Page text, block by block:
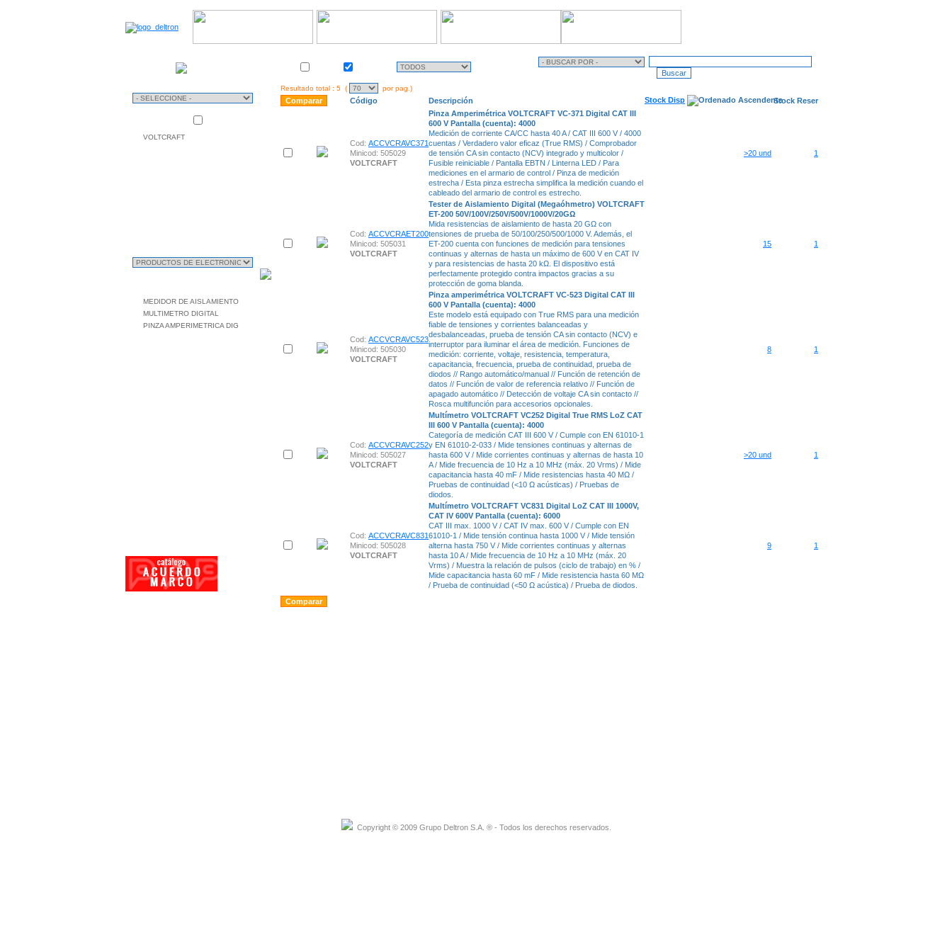
VOLTCRAFT
MEDIDOR DE AISLAMIENTO
MULTIMETRO DIGITAL
PINZA AMPERIMETRICA DIG
Resultado total : 5 ( por pag.)
Código Descripción Stock Disp Stock Reser
Cod: ACCVCRAVC371
Minicod: 505029
VOLTCRAFT
Pinza Amperimétrica VOLTCRAFT VC-371 Digital CAT III
600 V Pantalla (cuenta): 4000
Medición de corriente CA/CC hasta 40 A / CAT III 600 V / 4000
cuentas / Verdadero valor eficaz (True RMS) / Comprobador
de tensión CA sin contacto (NCV) integrado y multicolor /
Fusible reiniciable / Pantalla EBTN / Linterna LED / Para
mediciones en el armario de control / Pinza de medición
estrecha / Esta pinza estrecha simplifica la medición cuando el
cableado del armario de control es estrecho.
>20 und 1
Cod: ACCVCRAET200
Minicod: 505031
VOLTCRAFT
Tester de Aislamiento Digital (Megaóhmetro) VOLTCRAFT
ET-200 50V/100V/250V/500V/1000V/20GΩ
Mida resistencias de aislamiento de hasta 20 GΩ con
tensiones de prueba de 50/100/250/500/1000 V. Además, el
ET-200 cuenta con funciones de medición para tensiones
continuas y alternas de hasta un máximo de 600 V en CAT IV
y para resistencias de hasta 20 kΩ. El dispositivo está
perfectamente protegido contra impactos gracias a su
protección de goma blanda.
15 1
Cod: ACCVCRAVC523
Minicod: 505030
VOLTCRAFT
Pinza amperimétrica VOLTCRAFT VC-523 Digital CAT III
600 V Pantalla (cuenta): 4000
Este modelo está equipado con True RMS para una medición
fiable de tensiones y corrientes balanceadas y
desbalanceadas, prueba de tensión CA sin contacto (NCV) e
interruptor para iluminar el área de medición. Funciones de
medición: corriente, voltaje, resistencia, temperatura,
capacitancia, frecuencia, prueba de continuidad, prueba de
diodos // Rango automático/manual // Función de retención de
datos // Función de valor de referencia relativo // Función de
apagado automático // Detección de voltaje CA sin contacto //
Rosca multifunción para accesorios opcionales.
8 1
Cod: ACCVCRAVC252
Minicod: 505027
VOLTCRAFT
Multímetro VOLTCRAFT VC252 Digital True RMS LoZ CAT
III 600 V Pantalla (cuenta): 4000
Categoría de medición CAT III 600 V / Cumple con EN 61010-1
y EN 61010-2-033 / Mide tensiones continuas y alternas de
hasta 600 V / Mide corrientes continuas y alternas de hasta 10
A / Mide frecuencia de 10 Hz a 10 MHz (máx. 20 Vrms) / Mide
capacitancia hasta 40 mF / Mide resistencias hasta 40 MΩ /
Pruebas de continuidad (<10 Ω acústicas) / Pruebas de
diodos.
>20 und 1
Cod: ACCVCRAVC831
Minicod: 505028
VOLTCRAFT
Multímetro VOLTCRAFT VC831 Digital LoZ CAT III 1000V,
CAT IV 600V Pantalla (cuenta): 6000
CAT III max. 1000 V / CAT IV max. 600 V / Cumple con EN
61010-1 / Mide tensión continua hasta 1000 V / Mide tensión
alterna hasta 750 V / Mide corrientes continuas y alternas
hasta 10 A / Mide frecuencia de 10 Hz a 10 MHz (máx. 20
Vrms) / Muestra la relación de pulsos (ciclo de trabajo) en % /
Mide capacitancia hasta 60 mF / Mide resistencia hasta 60 MΩ
/ Prueba de continuidad (<50 Ω acústica) / Prueba de diodos.
9 1
Copyright © 2009 Grupo Deltron S.A. ® - Todos los derechos reservados.